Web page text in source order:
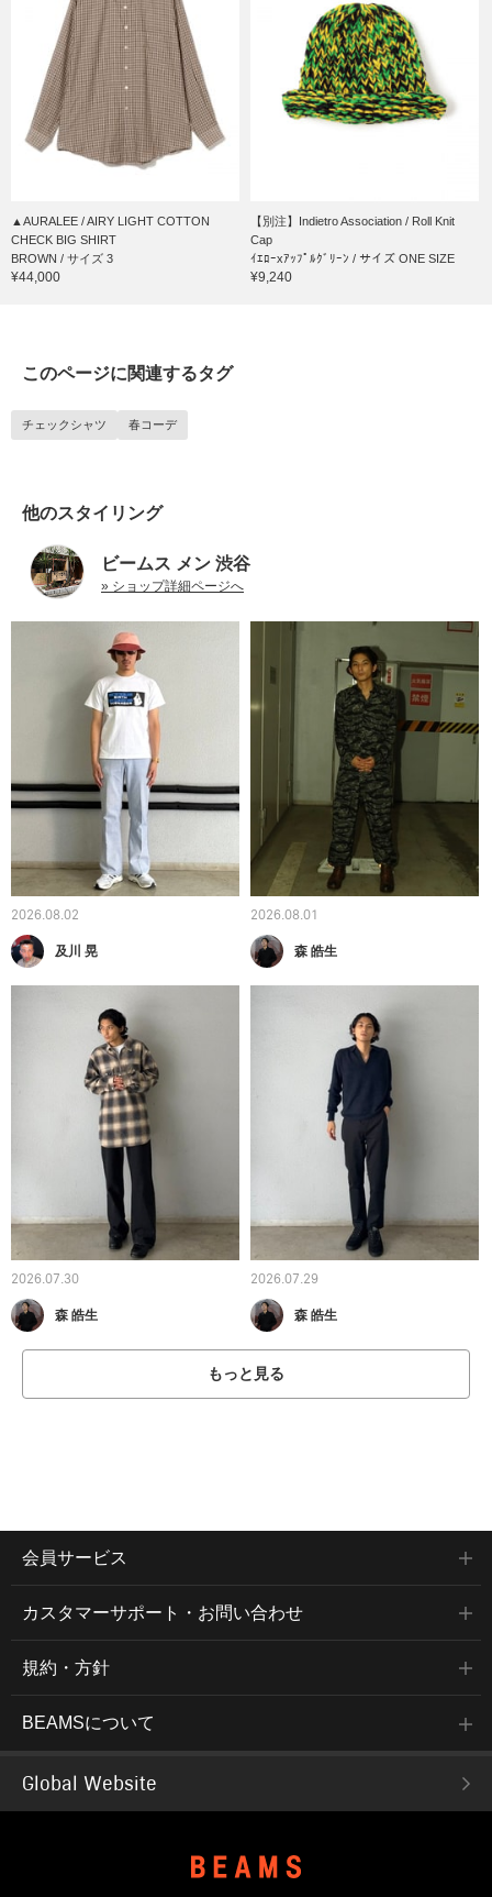
▲AURALEE / AIRY LIGHT COTTON
CHECK BIG SHIRT
BROWN / サイズ 3
¥44,000
【別注】Indietro Association / Roll Knit
Cap
ｲｴﾛｰxｱｯﾌﾟﾙｸﾞﾘｰﾝ / サイズ ONE SIZE
¥9,240
このページに関連するタグ
チェックシャツ 春コーデ
他のスタイリング
ビームス メン 渋谷
» ショップ詳細ページへ
2026.08.02
及川 晃
2026.08.01
森 皓生
2026.07.30
森 皓生
2026.07.29
森 皓生
もっと見る
会員サービス
カスタマーサポート・お問い合わせ
規約・方針
BEAMSについて
Global Website